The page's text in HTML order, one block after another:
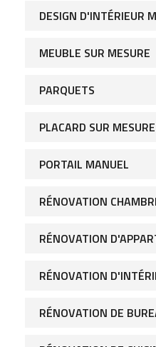
PARQUETS
PLACARD SUR MESURE
PORTAIL MANUEL
RÉNOVATION CHAMBRE
RÉNOVATION
RÉNOVATION
RÉNOVATION DE
RÉNOVATION DE
RÉNOVATION DE